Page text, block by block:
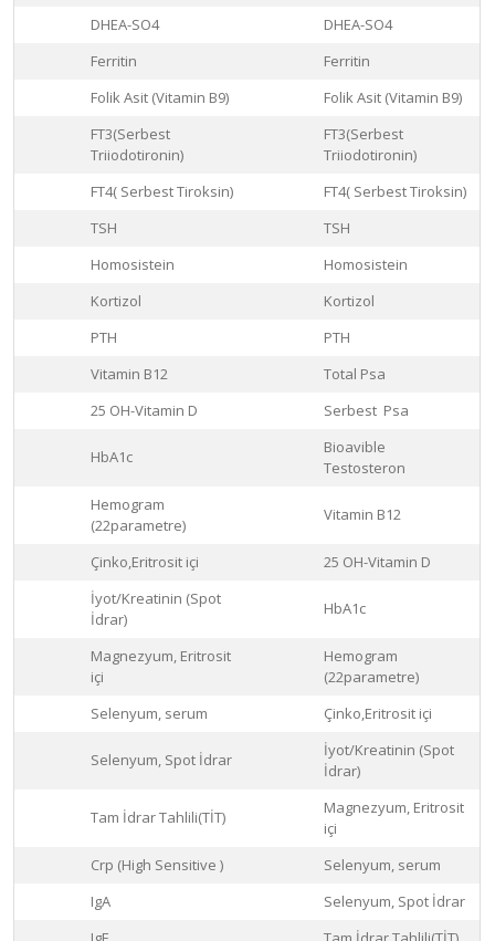
DHEA-SO4
DHEA-SO4
Ferritin
Ferritin
Folik Asit (Vitamin B9)
Folik Asit (Vitamin B9)
FT3(Serbest
Triiodotironin)
FT3(Serbest
Triiodotironin)
FT4( Serbest Tiroksin)
FT4( Serbest Tiroksin)
TSH
TSH
Homosistein
Homosistein
Kortizol
Kortizol
PTH
PTH
Vitamin B12
Total Psa
25 OH-Vitamin D
Serbest Psa
HbA1c
Bioavible
Testosteron
Hemogram
(22parametre)
Vitamin B12
Çinko,Eritrosit içi
25 OH-Vitamin D
İyot/Kreatinin (Spot
İdrar)
HbA1c
Magnezyum, Eritrosit
içi
Hemogram
(22parametre)
Selenyum, serum
Çinko,Eritrosit içi
Selenyum, Spot İdrar
İyot/Kreatinin (Spot
İdrar)
Tam İdrar Tahlili(TİT)
Magnezyum, Eritrosit
içi
Crp (High Sensitive )
Selenyum, serum
IgA
Selenyum, Spot İdrar